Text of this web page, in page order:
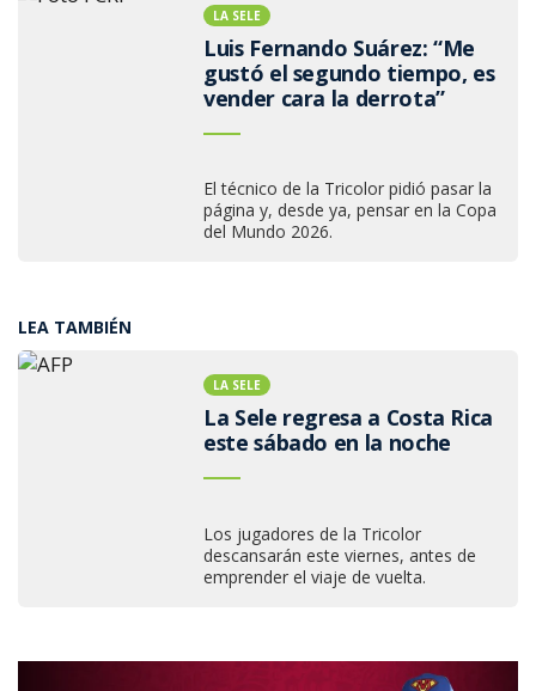
LA SELE
Luis Fernando Suárez: “Me
gustó el segundo tiempo, es
vender cara la derrota”
El técnico de la Tricolor pidió pasar la
página y, desde ya, pensar en la Copa
del Mundo 2026.
LEA TAMBIÉN
LA SELE
La Sele regresa a Costa Rica
este sábado en la noche
Los jugadores de la Tricolor
descansarán este viernes, antes de
emprender el viaje de vuelta.